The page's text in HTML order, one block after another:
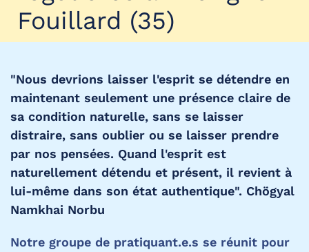
Fouillard (35)
"Nous devrions laisser l'esprit se détendre en
maintenant seulement une présence claire de
sa condition naturelle, sans se laisser
distraire, sans oublier ou se laisser prendre
par nos pensées. Quand l'esprit est
naturellement détendu et présent, il revient à
lui-même dans son état authentique". Chögyal
Namkhai Norbu
Notre groupe de pratiquant.e.s se réunit pour